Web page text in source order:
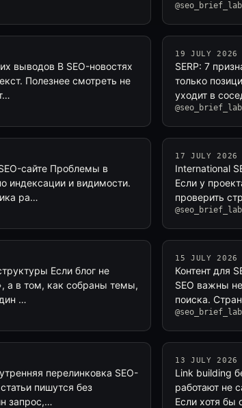
@seo_brief_lab
выводов В SEO-новостях
Полезнее смотреть не
19 JULY 2026
SERP: 7
только
уходит в
@seo_brief_lab
сайте Проблемы в
индексации и видимости.
ра…
17 JULY 2026
International
Если у
проверить
@seo_brief_lab
Если блог не
а в том, как собраны темы,
…
15 JULY 2026
Контент для
SEO важны
поиска.
@seo_brief_lab
перелинковка SEO-
пишутся без
запрос,…
13 JULY 2026
Link building
работают не
Если хотя бы